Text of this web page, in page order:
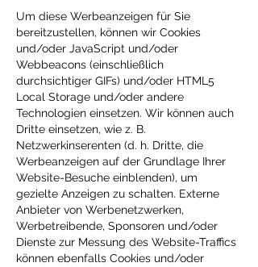
Um diese Werbeanzeigen für Sie
bereitzustellen, können wir Cookies
und/oder JavaScript und/oder
Webbeacons (einschließlich
durchsichtiger GIFs) und/oder HTML5
Local Storage und/oder andere
Technologien einsetzen. Wir können auch
Dritte einsetzen, wie z. B.
Netzwerkinserenten (d. h. Dritte, die
Werbeanzeigen auf der Grundlage Ihrer
Website-Besuche einblenden), um
gezielte Anzeigen zu schalten. Externe
Anbieter von Werbenetzwerken,
Werbetreibende, Sponsoren und/oder
Dienste zur Messung des Website-Traffics
können ebenfalls Cookies und/oder